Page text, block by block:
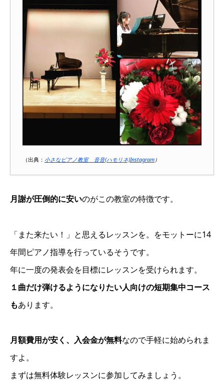
（出典： 小さなピアノ教室 音音(ハモリネ)Instagram）
月謝が圧倒的に安いのがこの教室の特徴です。
「また来たい！」と思えるレッスンを。をモットーに14
年間ピアノ指導を行っているそうです。
年に一度の発表会を目標にレッスンを受けられます。
１曲だけ弾けるようになりたい人向けの短期集中コース
もあります。
月額費用が安く、入会金が無料なので手軽に始められま
すよ。
まずは無料体験レッスンに参加してみましょう。